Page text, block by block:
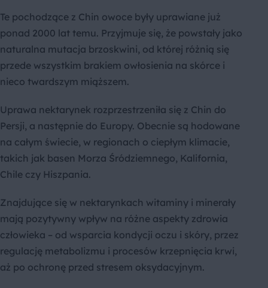
Te pochodzące z Chin owoce były uprawiane już
ponad 2000 lat temu. Przyjmuje się, że powstały jako
naturalna mutacja brzoskwini, od której różnią się
przede wszystkim brakiem owłosienia na skórce i
nieco twardszym miąższem.
Uprawa nektarynek rozprzestrzeniła się z Chin do
Persji, a następnie do Europy. Obecnie są hodowane
na całym świecie, w regionach o ciepłym klimacie,
takich jak basen Morza Śródziemnego, Kalifornia,
Chile czy Hiszpania.
Znajdujące się w nektarynkach witaminy i minerały
mają pozytywny wpływ na różne aspekty zdrowia
człowieka – od wsparcia kondycji oczu i skóry, przez
regulację metabolizmu i procesów krzepnięcia krwi,
aż po ochronę przed stresem oksydacyjnym.